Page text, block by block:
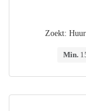
Zoekt:
Min.